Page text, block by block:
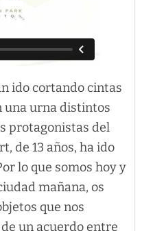
ido cortando cintas
una urna distintos
protagonistas del
de 13 años, ha ido
lo que somos hoy y
mañana, os
que nos
un acuerdo entre